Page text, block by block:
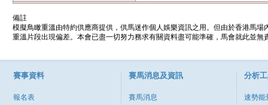
備註
模擬鳥瞰重溫由特約供應商提供，供馬迷作個人娛樂資訊之用。但由於香港馬
重溫片段出現偏差。本會已盡一切努力務求有關資料盡可能準確，馬會就此並
賽事資料
報名表
賽馬消息及資訊
賽馬消息
分析
速勢能